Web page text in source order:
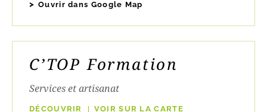
Ouvrir dans Google Map
C’TOP Formation
Services et artisanat
DÉCOUVRIR VOIR SUR LA CARTE